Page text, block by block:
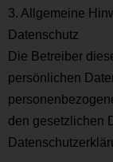
3. Allgemeine
Datenschutz
Die Betreiber
persönlichen
den gesetzlichen